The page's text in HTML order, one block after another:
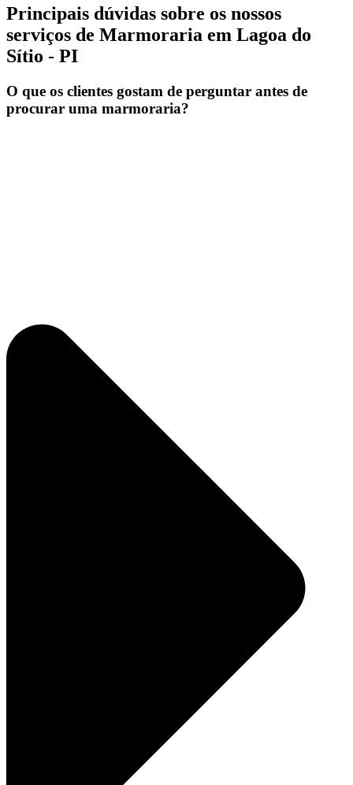
Principais dúvidas sobre os nossos
serviços de Marmoraria em Lagoa do
Sítio - PI
O que os clientes gostam de perguntar antes de
procurar uma marmoraria?